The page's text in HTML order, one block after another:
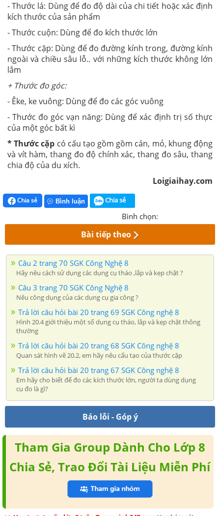
- Thước lá: Dùng để đo độ dài của chi tiết hoặc xác định
kích thước của sản phẩm
- Thước cuộn: Dùng để đo kích thước lớn
- Thước cặp: Dùng để đo đường kính trong, đường kính
ngoài và chiều sâu lỗ.. với những kích thước không lớn
lắm
+ Thước đo góc:
- Êke, ke vuông: Dùng để đo các góc vuông
- Thước đo góc vạn năng: Dùng để xác định trị số thực
của một góc bất kì
* Thước cặp có cấu tạo gồm gồm cán, mỏ, khung động
và vít hàm, thang đo độ chính xác, thang đo sâu, thang
chia độ của du xích.
Loigiaihay.com
Chia sẻ Bình luận Chia sẻ
Bình chọn:
Bài tiếp theo
Câu 2 trang 70 SGK Công Nghệ 8
Hãy nêu cách sử dụng các dụng cụ tháo ,lắp và kẹp chặt ?
Câu 3 trang 70 SGK Công Nghệ 8
Nêu công dụng của các dụng cụ gia công ?
Trả lời câu hỏi bài 20 trang 69 SGK Công nghệ 8
Hình 20.4 giới thiệu một số dụng cụ tháo, lắp và kẹp chặt thông
thường
Trả lời câu hỏi bài 20 trang 68 SGK Công nghệ 8
Quan sát hình vẽ 20.2, em hãy nêu cấu tạo của thước cặp
Trả lời câu hỏi bài 20 trang 67 SGK Công nghệ 8
Em hãy cho biết để đo các kích thước lớn, người ta dùng dụng
cụ đo là gì?
Báo lỗi - Góp ý
Tham Gia Group Dành Cho Lớp 8
Chia Sẻ, Trao Đổi Tài Liệu Miễn Phí